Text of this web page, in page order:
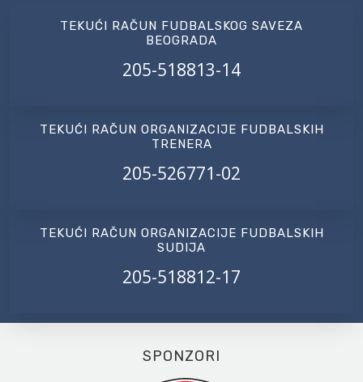
TEKUĆI RAČUN FUDBALSKOG SAVEZA
BEOGRADA
205-518813-14
TEKUĆI RAČUN ORGANIZACIJE FUDBALSKIH
TRENERA
205-526771-02
TEKUĆI RAČUN ORGANIZACIJE FUDBALSKIH
SUDIJA
205-518812-17
SPONZORI